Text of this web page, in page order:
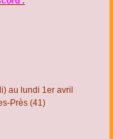
au lundi 1er avril
Près (41)